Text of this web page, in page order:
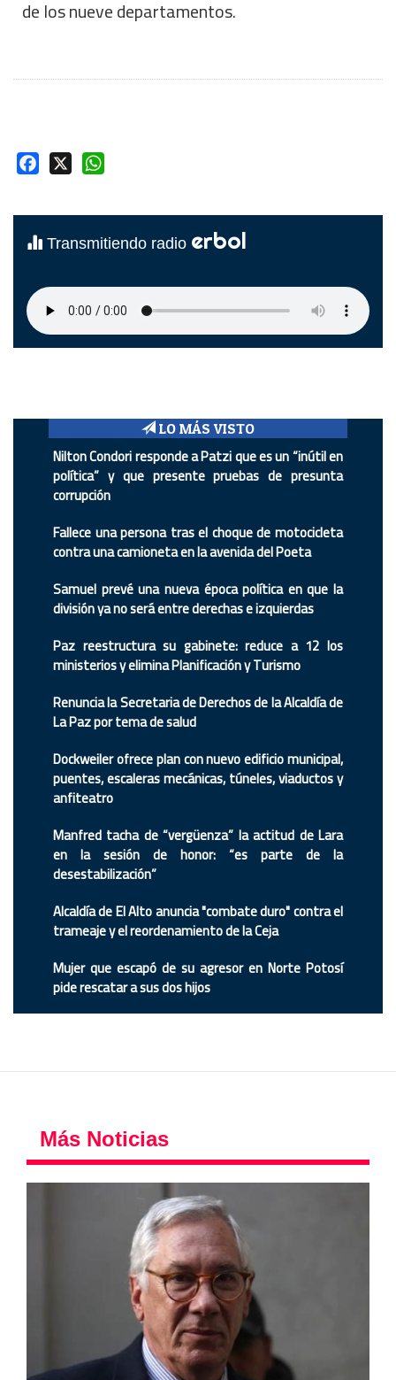
de los nueve departamentos.
Facebook
Transmitiendo radio erbol
LO MÁS VISTO
Nilton Condori responde a Patzi que es un “inútil en
política” y que presente pruebas de presunta
corrupción
Fallece una persona tras el choque de motocicleta
contra una camioneta en la avenida del Poeta
Samuel prevé una nueva época política en que la
división ya no será entre derechas e izquierdas
Paz reestructura su gabinete: reduce a 12 los
ministerios y elimina Planificación y Turismo
Renuncia la Secretaria de Derechos de la Alcaldía de
La Paz por tema de salud
Dockweiler ofrece plan con nuevo edificio municipal,
puentes, escaleras mecánicas, túneles, viaductos y
anfiteatro
Manfred tacha de “vergüenza” la actitud de Lara
en la sesión de honor: “es parte de la
desestabilización”
Alcaldía de El Alto anuncia "combate duro" contra el
trameaje y el reordenamiento de la Ceja
Mujer que escapó de su agresor en Norte Potosí
pide rescatar a sus dos hijos
Más Noticias